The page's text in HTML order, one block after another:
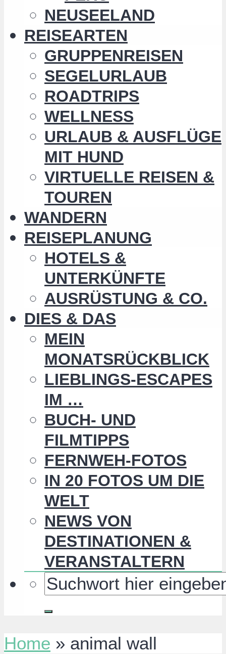
NEUSEELAND
REISEARTEN
GRUPPENREISEN
SEGELURLAUB
ROADTRIPS
WELLNESS
URLAUB & AUSFLÜGE
MIT HUND
VIRTUELLE REISEN &
TOUREN
WANDERN
REISEPLANUNG
HOTELS &
UNTERKÜNFTE
AUSRÜSTUNG & CO.
DIES & DAS
MEIN
MONATSRÜCKBLICK
LIEBLINGS-ESCAPES
IM …
BUCH- UND
FILMTIPPS
FERNWEH-FOTOS
IN 20 FOTOS UM DIE
WELT
NEWS VON
DESTINATIONEN &
VERANSTALTERN
Home » animal wall